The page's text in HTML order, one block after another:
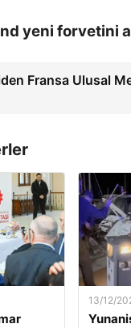
yeni forvetini
Fransa Ulusal
13/12/